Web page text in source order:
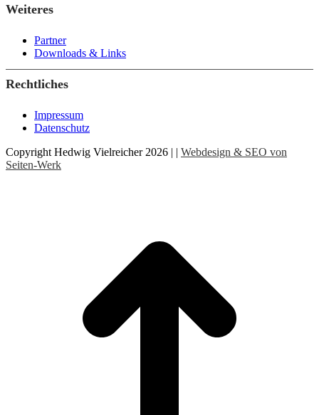
Weiteres
Partner
Downloads & Links
Rechtliches
Impressum
Datenschutz
Copyright Hedwig Vielreicher 2026 | | Webdesign & SEO von
Seiten-Werk